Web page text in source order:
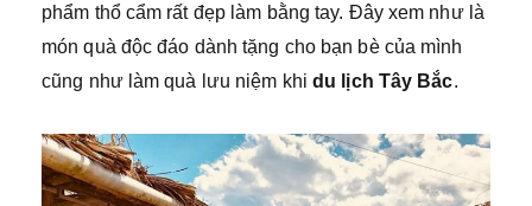
phẩm thổ cẩm rất đẹp làm bằng tay. Đây xem như là
món quà độc đáo dành tặng cho bạn bè của mình
cũng như làm quà lưu niệm khidu lịch Tây Bắc.